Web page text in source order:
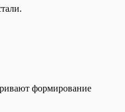
формирование